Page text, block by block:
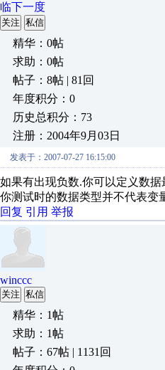
临下一度
关注 私信
精华：0帖
求助：0帖
帖子：8帖 | 81回
年度积分：0
历史总积分：73
注册：2004年9月03日
发表于：2007-07-27 16:15:00
如果有出现负数.你可以定义数
你测试时的数据类型并不代表变
回复 引用 举报
winccc
关注 私信
精华：1帖
求助：1帖
帖子：67帖 | 1131回